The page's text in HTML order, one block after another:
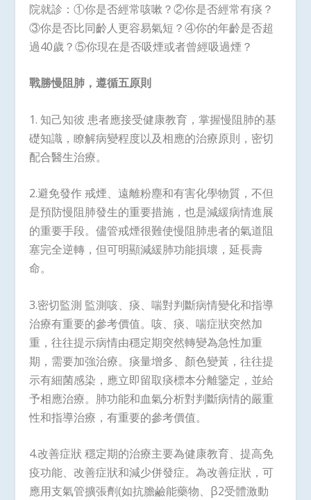
院就診：①你是否經常咳嗽？②你是否經常有痰？
③你是否比同齡人更容易氣短？④你的年齡是否超
過40歲？⑤你現在是否吸煙或者曾經吸過煙？
戰勝慢阻肺，遵循五原則
1. 知己知彼 患者應接受健康教育，掌握慢阻肺的基
礎知識，瞭解病變程度以及相應的治療原則，密切
配合醫生治療。
2.避免發作 戒煙、遠離粉塵和有害化學物質，不但
是預防慢阻肺發生的重要措施，也是減緩病情進展
的重要手段。儘管戒煙很難使慢阻肺患者的氣道阻
塞完全逆轉，但可明顯減緩肺功能損壞，延長壽
命。
3.密切監測 監測咳、痰、喘對判斷病情變化和指導
治療有重要的參考價值。咳、痰、喘症狀突然加
重，往往提示病情由穩定期突然轉變為急性加重
期，需要加強治療。痰量增多、顏色變黃，往往提
示有細菌感染，應立即留取痰標本分離鑒定，並給
予相應治療。肺功能和血氣分析對判斷病情的嚴重
性和指導治療，有重要的參考價值。
4.改善症狀 穩定期的治療主要為健康教育、提高免
疫功能、改善症狀和減少併發症。為改善症狀，可
應用支氣管擴張劑(如抗膽鹼能藥物、β2受體激動